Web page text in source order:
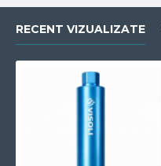
RECENT VIZUALIZATE